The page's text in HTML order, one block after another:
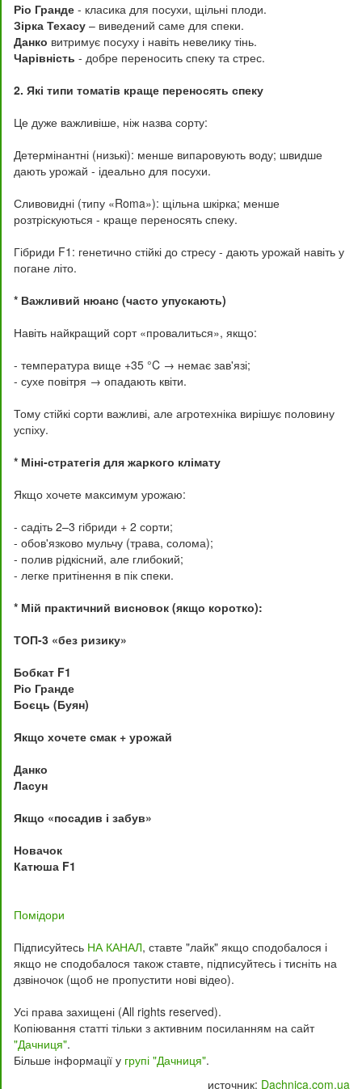
Ріо Гранде - класика для посухи, щільні плоди.
Зірка Техасу – виведений саме для спеки.
Данко витримує посуху і навіть невелику тінь.
Чарівність - добре переносить спеку та стрес.
2. Які типи томатів краще переносять спеку
Це дуже важливіше, ніж назва сорту:
Детермінантні (низькі): менше випаровують воду; швидше
дають урожай - ідеально для посухи.
Сливовидні (типу «Roma»): щільна шкірка; менше
розтріскуються - краще переносять спеку.
Гібриди F1: генетично стійкі до стресу - дають урожай навіть у
погане літо.
* Важливий нюанс (часто упускають)
Навіть найкращий сорт «провалиться», якщо:
- температура вище +35 °C → немає зав'язі;
- сухе повітря → опадають квіти.
Тому стійкі сорти важливі, але агротехніка вирішує половину
успіху.
* Міні-стратегія для жаркого клімату
Якщо хочете максимум урожаю:
- садіть 2–3 гібриди + 2 сорти;
- обов'язково мульчу (трава, солома);
- полив рідкісний, але глибокий;
- легке притінення в пік спеки.
* Мій практичний висновок (якщо коротко):
ТОП-3 «без ризику»
Бобкат F1
Ріо Гранде
Боєць (Буян)
Якщо хочете смак + урожай
Данко
Ласун
Якщо «посадив і забув»
Новачок
Катюша F1
Помідори
Підписуйтесь НА КАНАЛ, ставте "лайк" якщо сподобалося і
якщо не сподобалося також ставте, підписуйтесь і тисніть на
дзвіночок (щоб не пропустити нові відео).
Усі права захищені (All rights reserved).
Копіювання статті тільки з активним посиланням на сайт
"Дачниця".
Більше інформації у групі "Дачниця".
источник: Dachnica.com.ua